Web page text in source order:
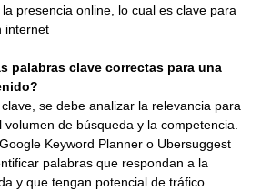
presencia online, lo cual es clave para
internet
palabras clave correctas para una
se debe analizar la relevancia para
volumen de búsqueda y la competencia.
Keyword Planner o Ubersuggest
palabras que respondan a la
y que tengan potencial de tráfico.